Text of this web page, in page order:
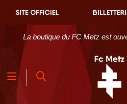
SITE OFFICIEL
La boutique du FC Metz est ouverte